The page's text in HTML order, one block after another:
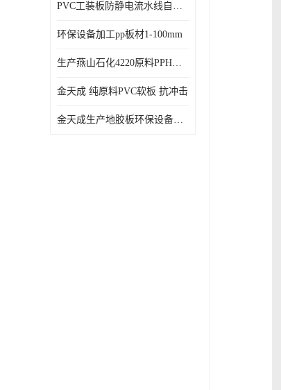
PVC工装板防静电流水线自动化倍速线工装板
环保设备加工pp板材1-100mm
生产燕山石化4220原料PPH板材
金天成 纯原料PVC软板 抗冲击
金天成生产地胶板环保设备内衬焊接用半圆pvc软焊条